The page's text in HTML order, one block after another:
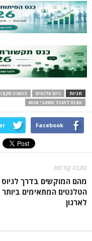
תגיות גיוס טלנטים הכשרה
עצות למנהל משאבי אנוש
Facebook
כתבה קודמת
מהם המוקשים בדרך לגיוס
הטלנטים המתאימים ביותר
לארגון